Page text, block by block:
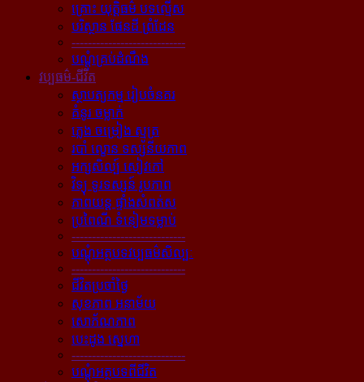
គ្រោះ យុត្តិធម៌ បទល្មើស
បរិស្ថាន ផែនដី ព្រំដែន
----------------------------
បណ្ដុំគ្រប់ដំណឹង
វប្បធម៌-ជីវិត
ស្ថាបត្យកម្ម រៀបចំនគរ
គំនូរ ចម្លាក់
ភ្លេង ចម្រៀង ស្មូត្រ
របាំ ល្ខោន ទស្សនីយភាព
អក្សសិល្ប៍ សៀវភៅ
វិទ្យុ ទូរទស្សន៍ រូបភាព
ភាពយន្ដ ផ្ទាំងសំពត់ស
ប្រពៃណី ទំនៀមទម្លាប់
----------------------------
បណ្ដុំអត្ថបទវប្បធម៌សិល្បៈ
----------------------------
ជីវិតប្រចាំថ្ងៃ
សុខភាព អនាម័យ
សោភ័ណភាព
បេះដូង ស្នេហា
----------------------------
បណ្ដុំអត្ថបទពីជីវិត